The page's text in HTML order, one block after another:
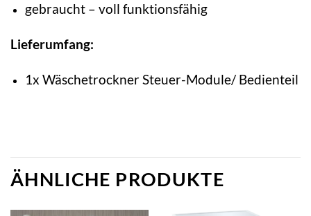
gebraucht – voll funktionsfähig
Lieferumfang:
1x Wäschetrockner Steuer-Module/ Bedienteil
ÄHNLICHE PRODUKTE